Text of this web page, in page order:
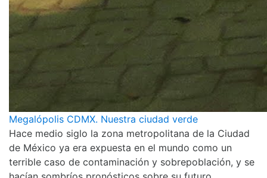
Megalópolis CDMX. Nuestra ciudad verde
Hace medio siglo la zona metropolitana de la Ciudad
de México ya era expuesta en el mundo como un
terrible caso de contaminación y sobrepoblación, y se